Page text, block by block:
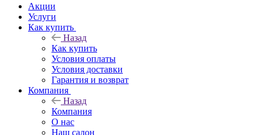
Акции
Услуги
Как купить
Назад
Как купить
Условия оплаты
Условия доставки
Гарантия и возврат
Компания
Назад
Компания
О нас
Наш салон